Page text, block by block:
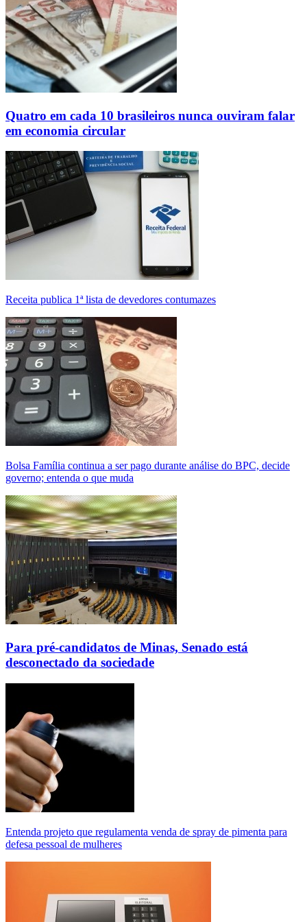
Quatro em cada 10 brasileiros nunca ouviram falar
em economia circular
Receita publica 1ª lista de devedores contumazes
Bolsa Família continua a ser pago durante análise do BPC, decide
governo; entenda o que muda
Para pré-candidatos de Minas, Senado está
desconectado da sociedade
Entenda projeto que regulamenta venda de spray de pimenta para
defesa pessoal de mulheres